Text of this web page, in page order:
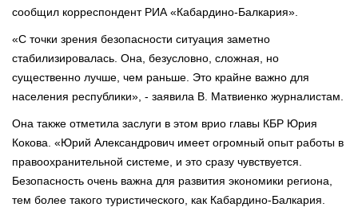
сообщил корреспондент РИА «Кабардино-Балкария».
«С точки зрения безопасности ситуация заметно
стабилизировалась. Она, безусловно, сложная, но
существенно лучше, чем раньше. Это крайне важно для
населения республики», - заявила В. Матвиенко журналистам.
Она также отметила заслуги в этом врио главы КБР Юрия
Кокова. «Юрий Александрович имеет огромный опыт работы в
правоохранительной системе, и это сразу чувствуется.
Безопасность очень важна для развития экономики региона,
тем более такого туристического, как Кабардино-Балкария.